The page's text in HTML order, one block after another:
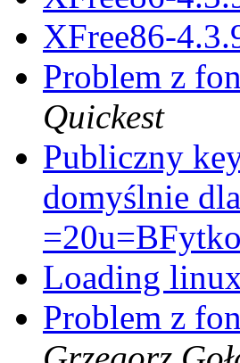
XFree86-
Problem z
Quickest
Publiczny
domyślnie
Loading
Problem z